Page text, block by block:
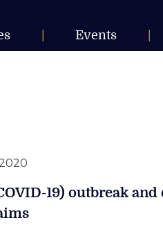
Events
19) outbreak